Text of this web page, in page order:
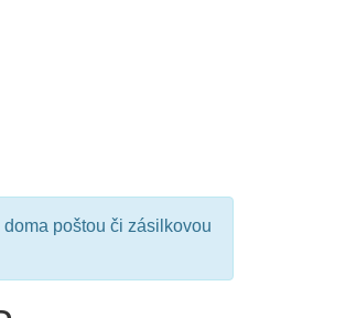
poštou či zásilkovou